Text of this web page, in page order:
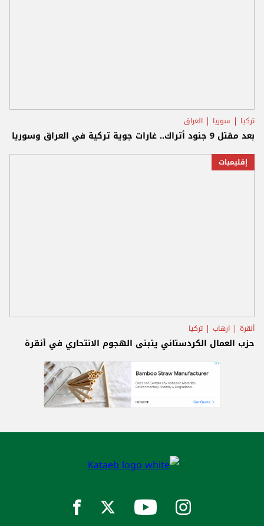
تركيا سوريا العراق
بعد مقتل 9 جنود أتراك.. غارات جوية تركية في العراق وسوريا
إقليميات
أنقرة ارهاب تركيا
حزب العمال الكردستاني يتبنى الهجوم الانتحاري في أنقرة